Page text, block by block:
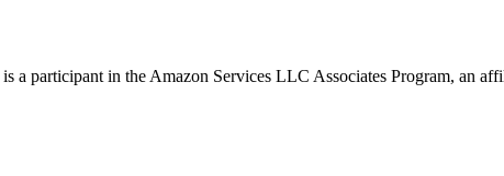
is a participant in the Amazon Services LLC Associates Program, an